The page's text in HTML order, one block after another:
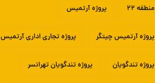
منطقه ۲۲ پروژه آرتمیس
پروژه آرتمیس چیتگر پروژه تجاری اداری آرتمیس
پروژه تندگویان پروژه تندگویان تهرانسر